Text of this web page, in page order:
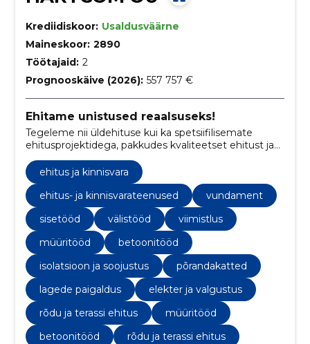
Krediidiskoor: Usaldusväärne
Maineskoor: 2890
Töötajaid: 2
Prognooskäive (2026): 557 757 €
Ehitame unistused reaalsuseks!
Tegeleme nii üldehituse kui ka spetsiifilisemate
ehitusprojektidega, pakkudes kvaliteetset ehitust ja
renoveerimisteenust. Pühendume klientide
visioonide elluviimisele ehitusprojektide kaudu.
ehitus ja kinnisvara
ehitus- ja kinnisvarateenused
vundament
sisetööd
välistööd
viimistlus
müüritööd
betoonitööd
isolatsioon ja soojustus
põrandakatted
lagede paigaldus
elekter ja valgustus
rõdu ja terassi ehitus
müüritööd
betoonitööd
rõdu ja terassi ehitus